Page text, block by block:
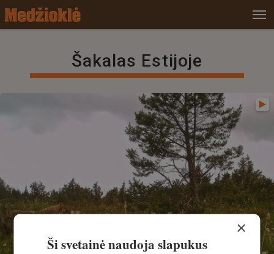
Šakalas Estijoje
×
Ši svetainė naudoja slapukus